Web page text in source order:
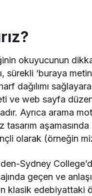
okuyucunun
sürekli ‘buraya
dağılımı
ve web sayfa
Ayrıca arama
tasarım
olarak (örneğin
Sydney
geçen ve
klasik edebiyattaki